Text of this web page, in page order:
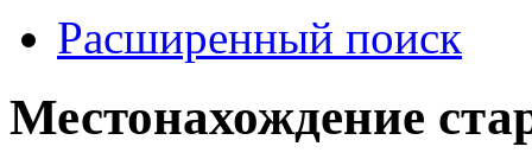
Расширенный поиск
Местонахождение